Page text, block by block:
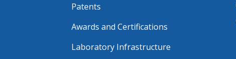
Patents
Awards and Certifications
Laboratory Infrastructure